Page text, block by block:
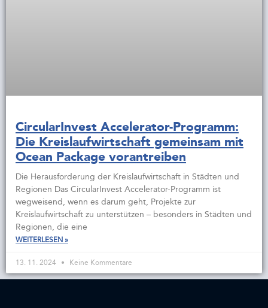
CircularInvest Accelerator-Programm:
Die Kreislaufwirtschaft gemeinsam mit
Ocean Package vorantreiben
Die Herausforderung der Kreislaufwirtschaft in Städten und
Regionen Das CircularInvest Accelerator-Programm ist
wegweisend, wenn es darum geht, Projekte zur
Kreislaufwirtschaft zu unterstützen – besonders in Städten und
Regionen, die eine
WEITERLESEN »
13. 11. 2024 Keine Kommentare